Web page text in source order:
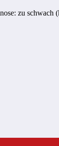
zu schwach